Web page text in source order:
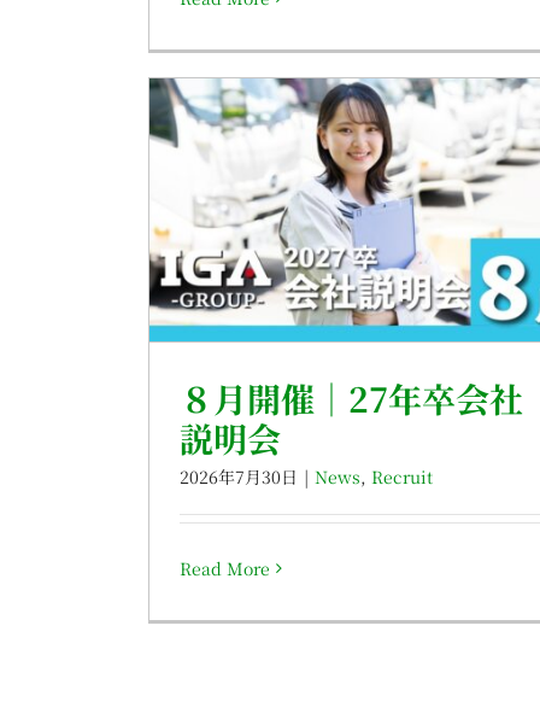
８月開催｜27年卒会社
説明会
2026年7月30日 | News,Recruit
Read More